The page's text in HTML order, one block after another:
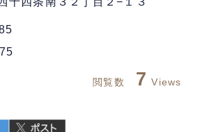
閲覧数 7 Views